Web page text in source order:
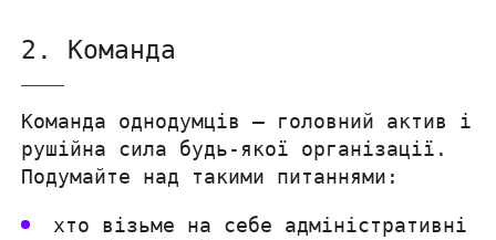
2. Команда
Команда однодумців — головний актив і
рушійна сила будь-якої організації.
Подумайте над такими питаннями:
xто візьме на себе адміністративні